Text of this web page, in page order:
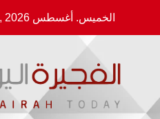
الخميس. أغسطس 6th, 2026